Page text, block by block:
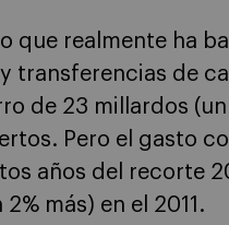
que realmente ha
transferencias de
de 23 millardos
Pero el gasto
años del recorte
2% más) en el 2011.